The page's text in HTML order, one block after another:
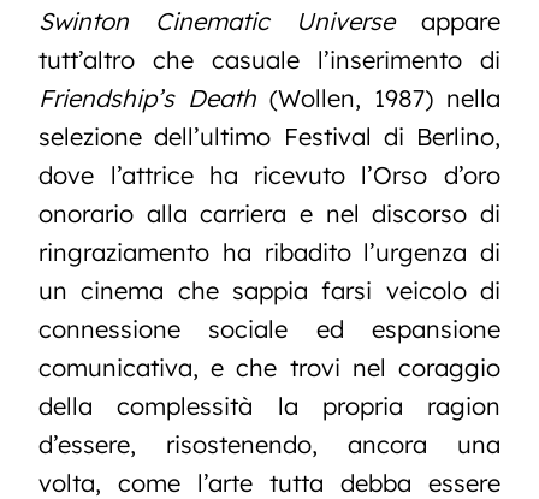
Swinton Cinematic Universe appare
tutt’altro che casuale l’inserimento di
Friendship’s Death (Wollen, 1987) nella
selezione dell’ultimo Festival di Berlino,
dove l’attrice ha ricevuto l’Orso d’oro
onorario alla carriera e nel discorso di
ringraziamento ha ribadito l’urgenza di
un cinema che sappia farsi veicolo di
connessione sociale ed espansione
comunicativa, e che trovi nel coraggio
della complessità la propria ragion
d’essere, risostenendo, ancora una
volta, come l’arte tutta debba essere